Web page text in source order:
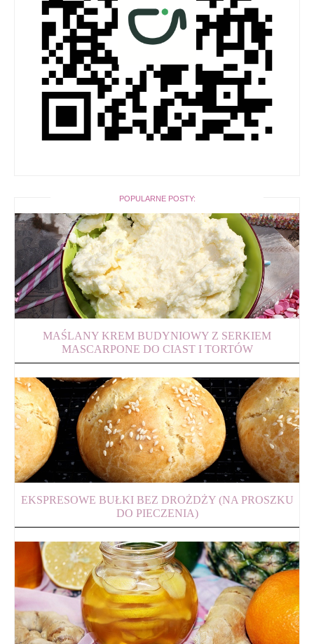
POPULARNE POSTY:
MAŚLANY KREM BUDYNIOWY Z SERKIEM
MASCARPONE DO CIAST I TORTÓW
EKSPRESOWE BUŁKI BEZ DROŻDŻY (NA PROSZKU
DO PIECZENIA)